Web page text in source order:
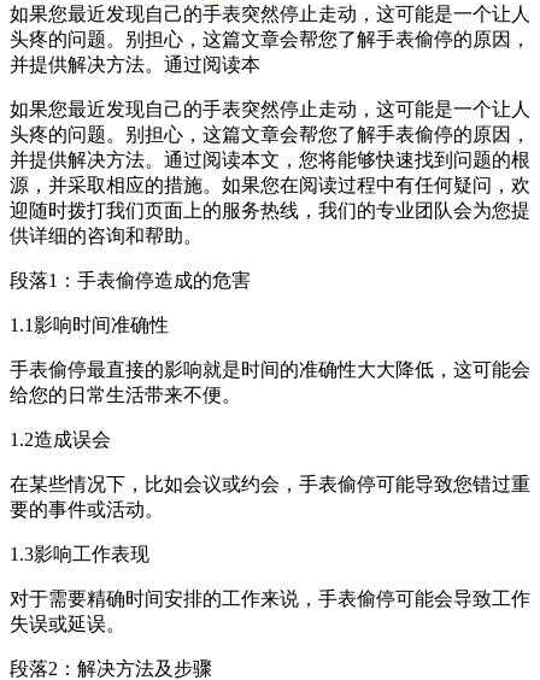
如果您最近发现自己的手表突然停止走动，这可能是一个让人
头疼的问题。别担心，这篇文章会帮您了解手表偷停的原因，
并提供解决方法。通过阅读本
如果您最近发现自己的手表突然停止走动，这可能是一个让人
头疼的问题。别担心，这篇文章会帮您了解手表偷停的原因，
并提供解决方法。通过阅读本文，您将能够快速找到问题的根
源，并采取相应的措施。如果您在阅读过程中有任何疑问，欢
迎随时拨打我们页面上的服务热线，我们的专业团队会为您提
供详细的咨询和帮助。
段落1：手表偷停造成的危害
1.1影响时间准确性
手表偷停最直接的影响就是时间的准确性大大降低，这可能会
给您的日常生活带来不便。
1.2造成误会
在某些情况下，比如会议或约会，手表偷停可能导致您错过重
要的事件或活动。
1.3影响工作表现
对于需要精确时间安排的工作来说，手表偷停可能会导致工作
失误或延误。
段落2：解决方法及步骤